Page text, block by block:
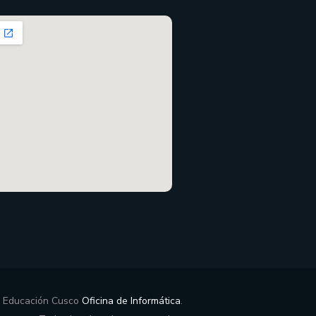
Cusco Oficina de Informática.